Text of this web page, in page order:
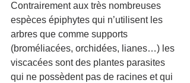
Contrairement aux très nombreuses
espèces épiphytes qui n’utilisent les
arbres que comme supports
(broméliacées, orchidées, lianes…) les
viscacées sont des plantes parasites
qui ne possèdent pas de racines et qui